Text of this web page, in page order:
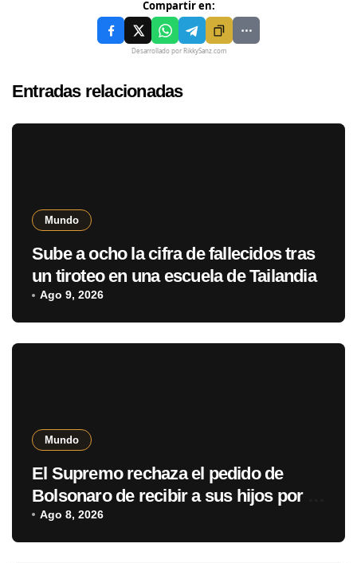
Compartir en:
Desarrollado por RikkySanz.com
Entradas relacionadas
Mundo
Sube a ocho la cifra de fallecidos tras
un tiroteo en una escuela de Tailandia
Ago 9, 2026
Mundo
El Supremo rechaza el pedido de
Bolsonaro de recibir a sus hijos por el
Día del Padre
Ago 8, 2026